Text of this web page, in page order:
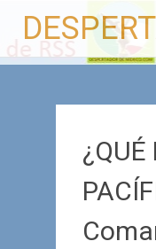
contenido
¿QUÉ